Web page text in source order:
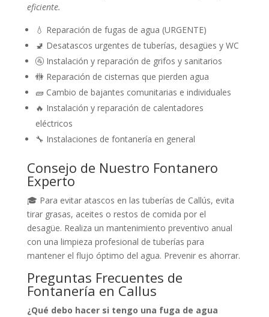
eficiente.
💧 Reparación de fugas de agua (URGENTE)
🚽 Desatascos urgentes de tuberías, desagües y WC
🚰 Instalación y reparación de grifos y sanitarios
🚻 Reparación de cisternas que pierden agua
🧱 Cambio de bajantes comunitarias e individuales
🔥 Instalación y reparación de calentadores
eléctricos
🔧 Instalaciones de fontanería en general
Consejo de Nuestro Fontanero
Experto
🎓 Para evitar atascos en las tuberías de Callús, evita
tirar grasas, aceites o restos de comida por el
desagüe. Realiza un mantenimiento preventivo anual
con una limpieza profesional de tuberías para
mantener el flujo óptimo del agua. Prevenir es ahorrar.
Preguntas Frecuentes de
Fontanería en Callus
¿Qué debo hacer si tengo una fuga de agua